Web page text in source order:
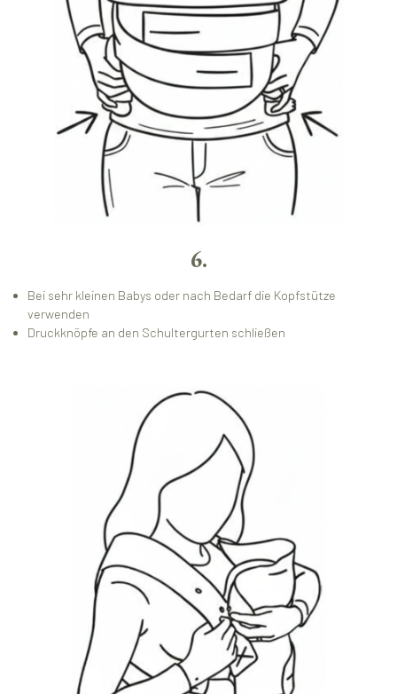
6.
Bei sehr kleinen Babys oder nach Bedarf die Kopfstütze
verwenden
Druckknöpfe an den Schultergurten schließen